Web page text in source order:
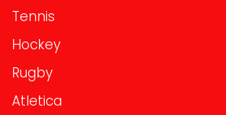
Tennis
Hockey
Rugby
Atletica